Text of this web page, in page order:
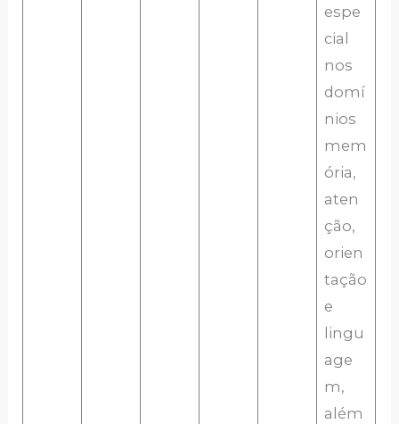
espe
cial
nos
domí
nios
mem
ória,
aten
ção,
orien
tação
e
lingu
age
m,
além